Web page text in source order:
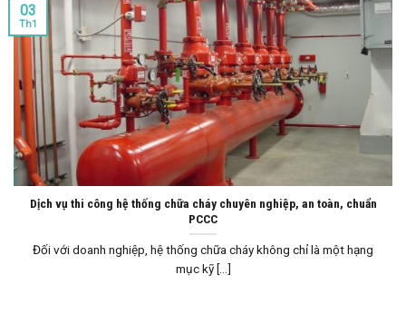
Dịch vụ thi công hệ thống chữa cháy chuyên nghiệp, an toàn, chuẩn
PCCC
Đối với doanh nghiệp, hệ thống chữa cháy không chỉ là một hạng
mục kỹ [...]
03
Th1